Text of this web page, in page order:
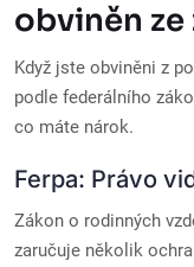
obviněn ze
Když jste obviněni z
podle federálního
co máte nárok.
Ferpa: Právo
Zákon o rodinných
zaručuje několik